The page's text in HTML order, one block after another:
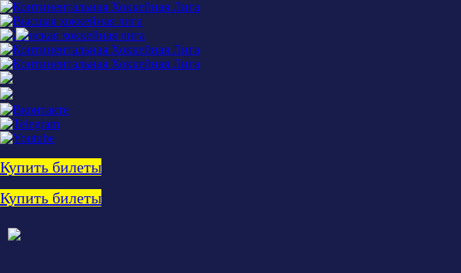
Купить билеты
Купить билеты